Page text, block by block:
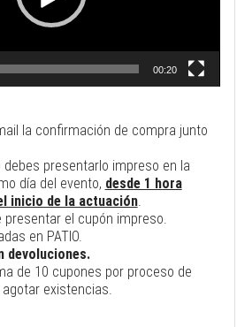
00:20
la confirmación de compra junto
debes presentarlo impreso en la
día del evento, desde 1 hora
inicio de la actuación.
presentar el cupón impreso.
en PATIO.
devoluciones.
de 10 cupones por proceso de
existencias.